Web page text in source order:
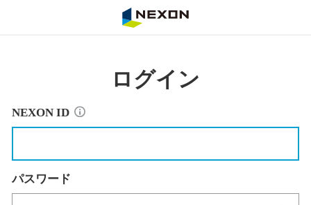
ログイン
NEXON ID
パスワード